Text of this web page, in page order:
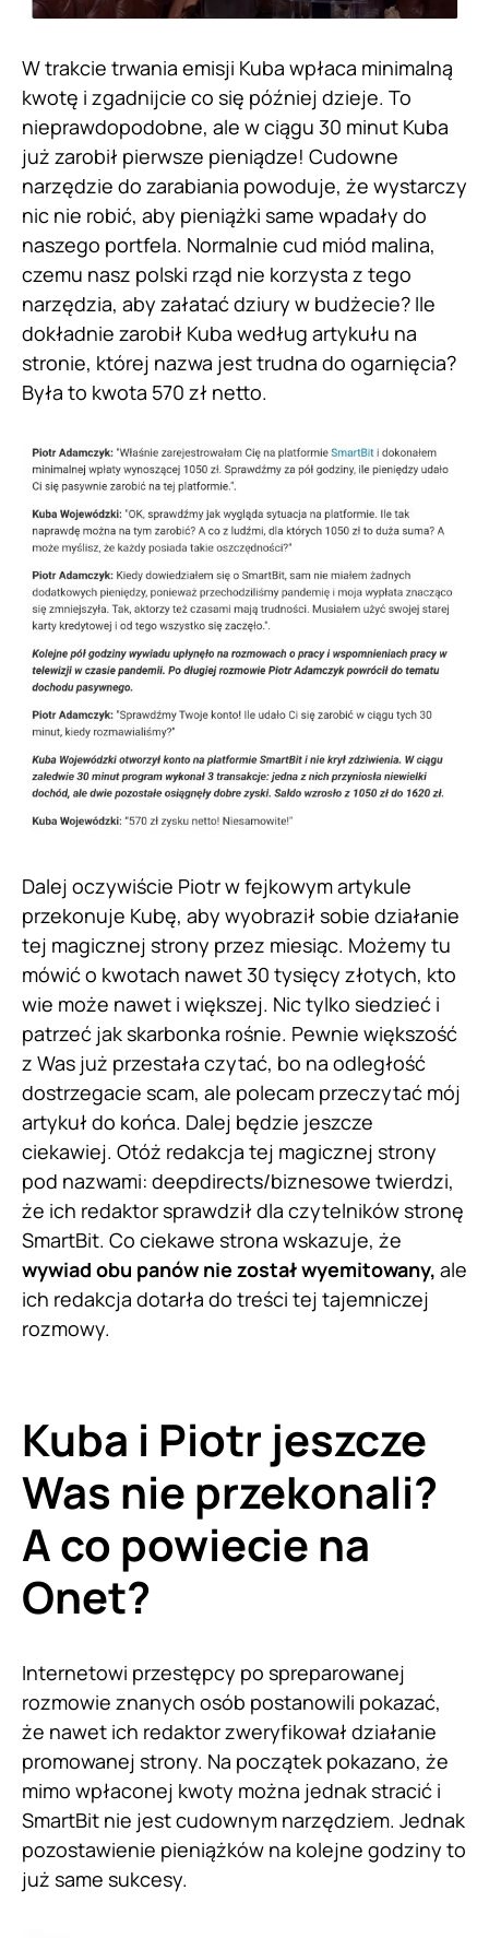
W trakcie trwania emisji Kuba wpłaca minimalną
kwotę i zgadnijcie co się później dzieje. To
nieprawdopodobne, ale w ciągu 30 minut Kuba
już zarobił pierwsze pieniądze! Cudowne
narzędzie do zarabiania powoduje, że wystarczy
nic nie robić, aby pieniążki same wpadały do
naszego portfela. Normalnie cud miód malina,
czemu nasz polski rząd nie korzysta z tego
narzędzia, aby załatać dziury w budżecie? Ile
dokładnie zarobił Kuba według artykułu na
stronie, której nazwa jest trudna do ogarnięcia?
Była to kwota 570 zł netto.
Dalej oczywiście Piotr w fejkowym artykule
przekonuje Kubę, aby wyobraził sobie działanie
tej magicznej strony przez miesiąc. Możemy tu
mówić o kwotach nawet 30 tysięcy złotych, kto
wie może nawet i większej. Nic tylko siedzieć i
patrzeć jak skarbonka rośnie. Pewnie większość
z Was już przestała czytać, bo na odległość
dostrzegacie scam, ale polecam przeczytać mój
artykuł do końca. Dalej będzie jeszcze
ciekawiej. Otóż redakcja tej magicznej strony
pod nazwami: deepdirects/biznesowe twierdzi,
że ich redaktor sprawdził dla czytelników stronę
SmartBit. Co ciekawe strona wskazuje, że
wywiad obu panów nie został wyemitowany, ale
ich redakcja dotarła do treści tej tajemniczej
rozmowy.
Kuba i Piotr jeszcze
Was nie przekonali?
A co powiecie na
Onet?
Internetowi przestępcy po spreparowanej
rozmowie znanych osób postanowili pokazać,
że nawet ich redaktor zweryfikował działanie
promowanej strony. Na początek pokazano, że
mimo wpłaconej kwoty można jednak stracić i
SmartBit nie jest cudownym narzędziem. Jednak
pozostawienie pieniążków na kolejne godziny to
już same sukcesy.